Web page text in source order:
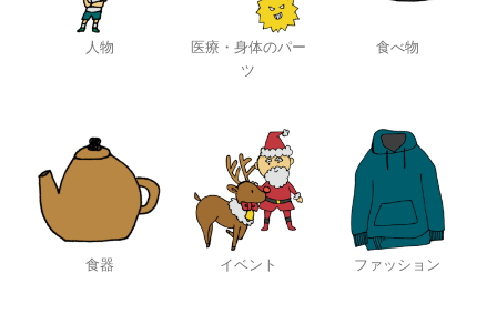
人物
医療・身体のパー
ツ
食べ物
食器 イベント ファッション